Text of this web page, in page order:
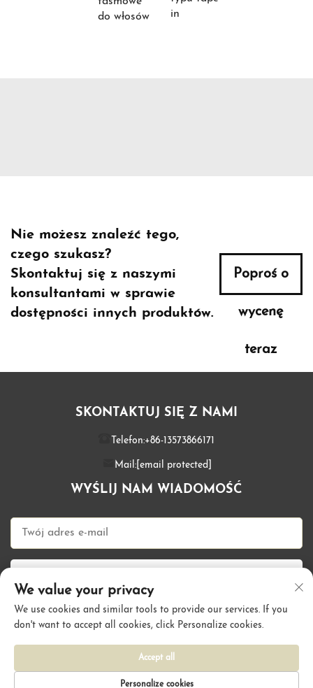
do włosów
in
Nie możesz znaleźć tego,
czego szukasz?
Skontaktuj się z naszymi
konsultantami w sprawie
dostępności innych produktów.
Poproś o
wycenę
teraz
SKONTAKTUJ SIĘ Z NAMI
Telefon:+86-13573866171
Mail:[email protected]
WYŚLIJ NAM WIADOMOŚĆ
prawa zastrzeżone | Polityka prywatności
We value your privacy
We use cookies and similar tools to provide our services. If you
don't want to accept all cookies, click Personalize cookies.
Personalize cookies
Accept all